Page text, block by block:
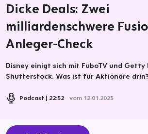
Dicke Deals: Zwei
milliardenschwere
Anleger-Check
Disney einigt sich mit FuboTV und Getty
Shutterstock. Was ist für Aktionäre drin?
Podcast 22:52 vom 12.01.2025